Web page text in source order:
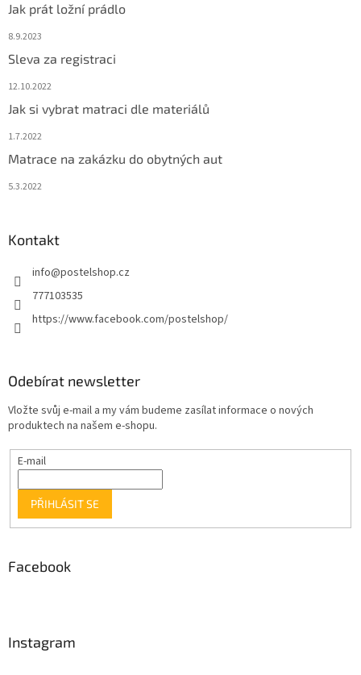
Jak prát ložní prádlo
8.9.2023
Sleva za registraci
12.10.2022
Jak si vybrat matraci dle materiálů
1.7.2022
Matrace na zakázku do obytných aut
5.3.2022
Kontakt
info@postelshop.cz
777103535
https://www.facebook.com/postelshop/
Odebírat newsletter
Vložte svůj e-mail a my vám budeme zasílat informace o nových
produktech na našem e-shopu.
E-mail
PŘIHLÁSIT SE
Facebook
Instagram